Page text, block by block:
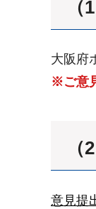
大阪府
※ご意
意見提